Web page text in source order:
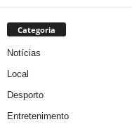
Categoria
Notícias
Local
Desporto
Entretenimento